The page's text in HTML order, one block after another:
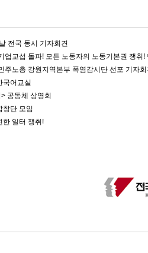
전국 동시 기자회견
업교섭 돌파! 모든 노동자의 노동기본권 쟁취
주노총 강원지역본부 폭염감시단 선포 기자
국어교실
공동체 상영회
창단 모임
한 일터 쟁취!